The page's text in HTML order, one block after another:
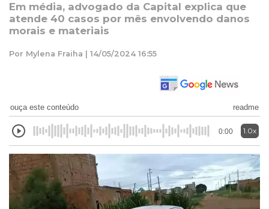
Em média, advogado da Capital explica que
atende 40 casos por mês envolvendo danos
morais e materiais
Por Mylena Fraiha | 14/05/2024 16:55
ouça este conteúdo readme
0:00 1.0x